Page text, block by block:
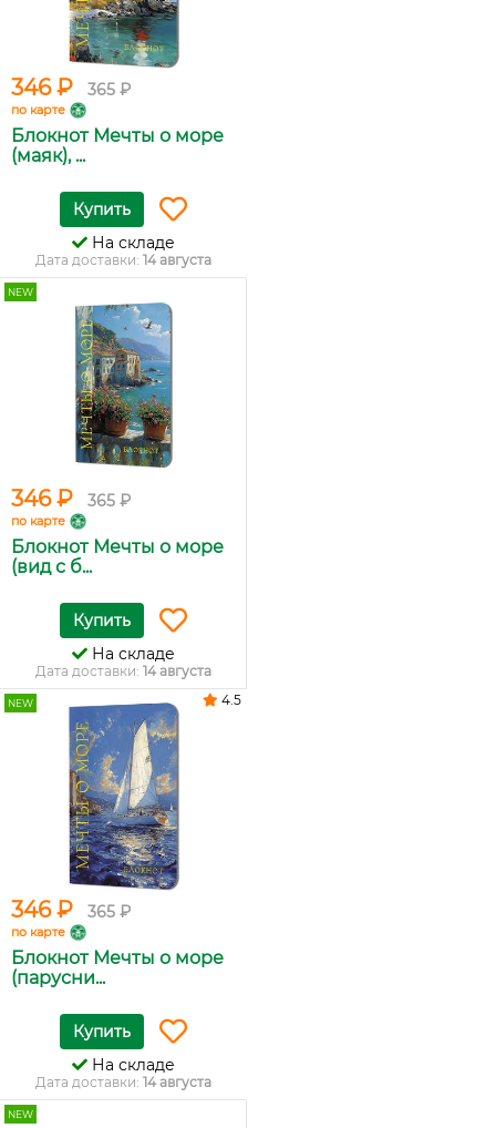
346 ₽ 365 ₽
по карте
Блокнот Мечты о море
(маяк), ...
Купить
На складе
Дата доставки: 14 августа
NEW
346 ₽ 365 ₽
по карте
Блокнот Мечты о море
(вид с б...
Купить
На складе
Дата доставки: 14 августа
NEW
346 ₽ 365 ₽
по карте
Блокнот Мечты о море
(парусни...
4.5
Купить
На складе
Дата доставки: 14 августа
NEW